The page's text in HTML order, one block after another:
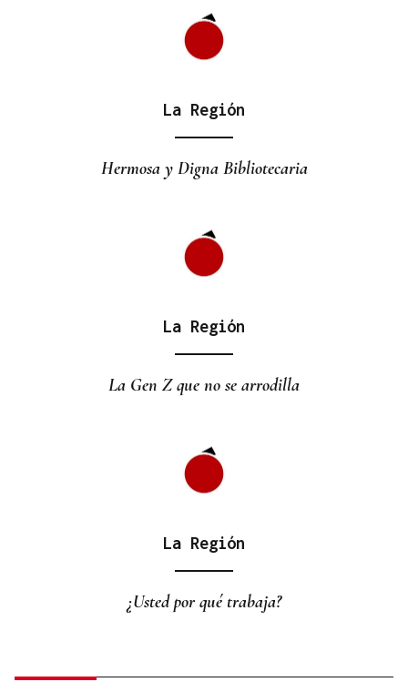
La Región
Hermosa y Digna Bibliotecaria
La Región
La Gen Z que no se arrodilla
La Región
¿Usted por qué trabaja?